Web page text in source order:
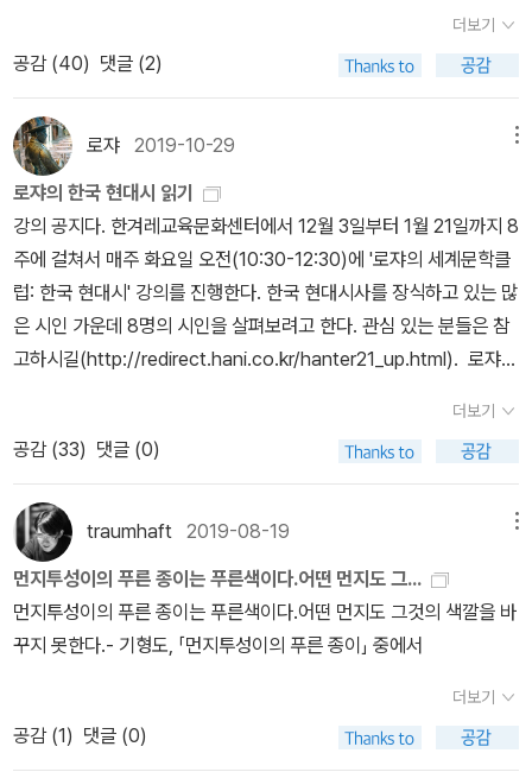
기들은어느 쓸쓸한 풀잎의 자손들일까밤마다 숱한 나무젓가락들
은 두 쪽으로 갈라지고사내들은 화투패마냥 모여들어 또 그렇게어디
어져버린 풀꽃들다시 흘러들어온 것들의 人事흐린 알전구 아래 엉망
으로 취한 군인은몇 해 전 누이 얼굴을 알아보지 못하고, 여자는자신
의 생을 계산하지 못한다.몇 번인가 아이를 지울 때 그랬듯이습관적
으로 주르르 눈물을 흘릴 뿐끌어안은 무릎 사이에서추억은 내용물 없
이 떠오르고小邑은 무서우리만치 고요하다, 누구일까세숫대야 속
에 삶은 달걀처럼 잠긴 얼굴은봄날이 가면 그뿐宿醉는 몇 장 紙
錢 속에서 구겨지는데몇 개의 언덕을 넘어야 저 흙먼지들은굳
은 땅 속으로 하나둘 섞여들는지
니티의 계보학』(그린비, 2020)- 모으자고 들면 끝이 보이지 않는 푸
코 관련 책^^; 📘함석헌 『바가바드 기타』(한길사, 2003)- 채사장의
설명은 그야말로 지대넓얕이라 더 깊게 보려고. 📘그레이엄 하먼 『비
유물론』(갈무리, 2020)- 테리 이글턴 『유물론』과 비교해보려고 구
매. 📘 알랭 바디우 『검은 색』(민음사, 2020) 📕 루이스 캐
럴 (지은이), 존 테니얼 (그림) 『가장 완전하게 다시 만든 앨리스』(사
파리, 2015)- 흑백 인쇄였던 구판 팔고 올 컬러 삽화😻인 이 책으로
재구입. 고가라 상태 좋은 중고 계속 기다렸는데 괜찮은 걸로 받아서
흡족. 책장의 붉은색 무척 고급스러워 좋고, 앨리스 그림은 존 테니얼
이 제일인 듯. 📘 강유원 『책 읽기의 끝과 시작』(라티오, 2020)- 호
평받는 저자인데 나는 이 책으로 처음 접하게 됐다. 저자만의 읽기와
쓰기 내공을 배울 수 있길. 기형도 마니아로서 기형도 배지가 너무너
무 갖고 싶어서 문학과 지성사 책 구매📘 조용미 『당신의 아름다움』-
으라셨잖아요ㅎㅎ​📘 오정희 『저녁의 게임』- 오정희 선생님 소설은
도서관에서 거의 읽어서 이번 기회에 책으로 구비. 잔잔하면서도 굵
직한 울림을 전해주는 작가. 더 많이 알려져야 할 한국의 여성 작가!​
📘 사샤 스타니시치 『출신』(은행나무, 2020)- 나올 때부터 궁금했
는데 이제야 샀다.​📘 W G. 제발트 『자연을 따라 기초시』(문학동네,
더워지자 마스크 쓰고 돌아다니니 곧 땀이 차 난감하다💦 언제까지
이래야 되는지....작년 3월 알라딘 굿즈였던 책모양 에코백 첫 개시했
더보기
공감 (40) 댓글 (2)
로쟈 2019-10-29
로쟈의 한국 현대시 읽기
강의 공지다. 한겨레교육문화센터에서 12월 3일부터 1월 21일까지 8
주에 걸쳐서 매주 화요일 오전(10:30-12:30)에 '로쟈의 세계문학클
럽: 한국 현대시' 강의를 진행한다. 한국 현대시사를 장식하고 있는 많
은 시인 가운데 8명의 시인을 살펴보려고 한다. 관심 있는 분들은 참
고하시길(http://redirect.hani.co.kr/hanter21_up.html). 로쟈의
일_ 김수영 6강 1월 07일_ 정현종 7강 1월 14일_ 이성복 8강 1월 21
일_ 기형도 19. 10. 29.
더보기
공감 (33) 댓글 (0)
traumhaft 2019-08-19
먼지투성이의 푸른 종이는 푸른색이다.어떤 먼지도 그...
먼지투성이의 푸른 종이는 푸른색이다.어떤 먼지도 그것의 색깔을 바
꾸지 못한다.- 기형도, 「먼지투성이의 푸른 종이」 중에서
더보기
공감 (1) 댓글 (0)